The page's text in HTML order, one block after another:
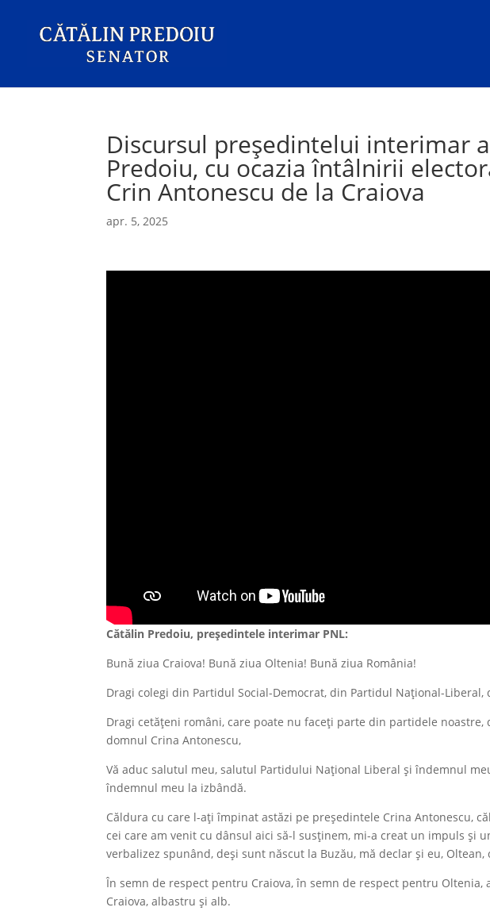
Discursul președintelui interimar
Predoiu, cu ocazia întâlnirii
Crin Antonescu de la Craiova
apr. 5, 2025
Cătălin Predoiu, președintele interimar PNL:
Bună ziua Craiova! Bună ziua Oltenia! Bună ziua România!
Dragi colegi din Partidul Social-Democrat, din Partidul Național-
Dragi cetățeni români, care poate nu faceți parte din partidele
domnul Crina Antonescu,
Vă aduc salutul meu, salutul Partidului Național Liberal și îndemnul
îndemnul meu la izbândă.
Căldura cu care l-ați împinat astăzi pe președintele Crina Antonescu,
cei care am venit cu dânsul aici să-l susținem, mi-a creat un impuls și
verbalizez spunând, deși sunt născut la Buzău, mă declar și eu,
În semn de respect pentru Craiova, în semn de respect pentru
Craiova, albastru și alb.